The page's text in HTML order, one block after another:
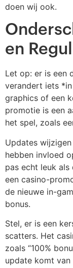
doen wij ook.
en
Let op: er is een
verandert iets
graphics of een
promotie is een
het spel, zoals
Updates
hebben invloed
pas echt leuk als
een casino-
de nieuwe in-
bonus.
Stel, er is een
scatters. Het
zoals “100%
update komt van